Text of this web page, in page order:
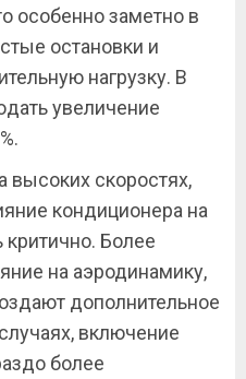
особенно заметно в
остановки и
нагрузку. В
увеличение
скоростях,
кондиционера на
критично. Более
на аэродинамику,
дополнительное
включение
более